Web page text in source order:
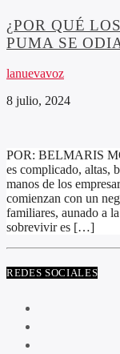
¿POR QUÉ
PUMA SE
lanuevavoz
8 julio, 2024
POR: BELMARIS
es complicado, altas,
manos de los
comienzan con un
familiares, aunado a
sobrevivir es […]
REDES SOCIALES